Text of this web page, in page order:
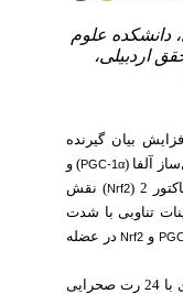
علوم
اردبیلی،
بیان گیرنده
آلفا (PGC-1α
) و
Nrf2
) نقش
تناوبی با شدت
و Nrf2در عضله
: این پژوهش مداخله‌ای با 24 رت صحرایی